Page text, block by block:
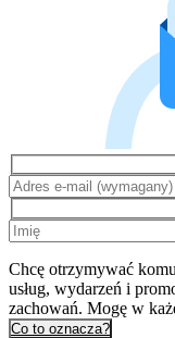
Chcę otrzymywać
usług, wydarzeń i
zachowań. Mogę w
Co to oznacza?